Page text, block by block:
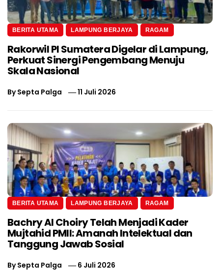
BERITA UTAMA LAMPUNG BERJAYA RAGAM
Rakorwil PI Sumatera Digelar di Lampung,
Perkuat Sinergi Pengembang Menuju
Skala Nasional
BySepta Palga 11 Juli 2026
BERITA UTAMA LAMPUNG BERJAYA RAGAM
Bachry Al Choiry Telah Menjadi Kader
Mujtahid PMII: Amanah Intelektual dan
Tanggung Jawab Sosial
BySepta Palga 6 Juli 2026